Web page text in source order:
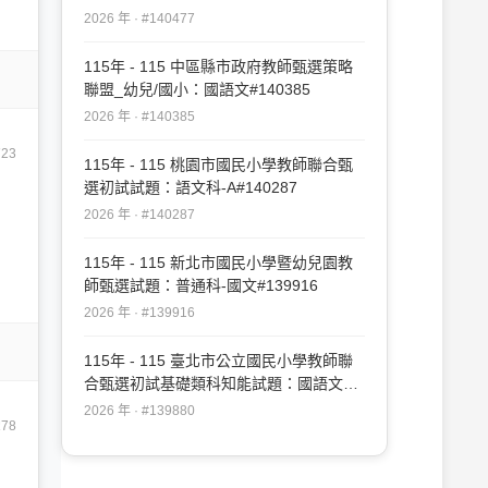
#140477
2026 年 · #140477
115年 - 115 中區縣市政府教師甄選策略
聯盟_幼兒/國小：國語文#140385
2026 年 · #140385
115年 - 115 桃園市國民小學教師聯合甄
選初試試題：語文科-A#140287
2026 年 · #140287
115年 - 115 新北市國民小學暨幼兒園教
師甄選試題：普通科-國文#139916
2026 年 · #139916
115年 - 115 臺北市公立國民小學教師聯
合甄選初試基礎類科知能試題：國語文
#139880
2026 年 · #139880